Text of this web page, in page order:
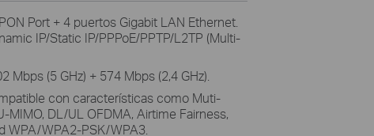
Port + 4 puertos Gigabit LAN Ethernet.
IP/Static IP/PPPoE/PPTP/L2TP (Multi-
Mbps (5 GHz) + 574 Mbps (2,4 GHz).
con características como Muti-
MIMO, DL/UL OFDMA, Airtime Fairness,
WPA/WPA2-PSK/WPA3.